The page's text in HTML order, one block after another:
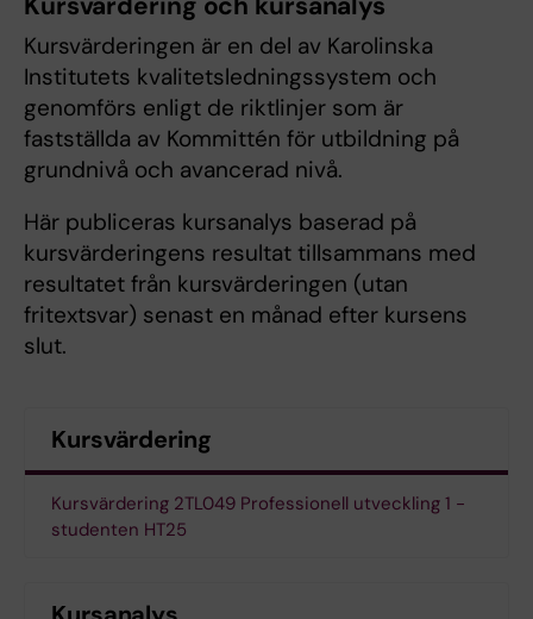
Kursvärderingen är en del av Karolinska
Institutets kvalitetsledningssystem och
genomförs enligt de riktlinjer som är
fastställda av Kommittén för utbildning på
grundnivå och avancerad nivå.
Här publiceras kursanalys baserad på
kursvärderingens resultat tillsammans med
resultatet från kursvärderingen (utan
fritextsvar) senast en månad efter kursens
slut.
Kursvärdering
Kursvärdering 2TL049 Professionell utveckling 1 -
studenten HT25